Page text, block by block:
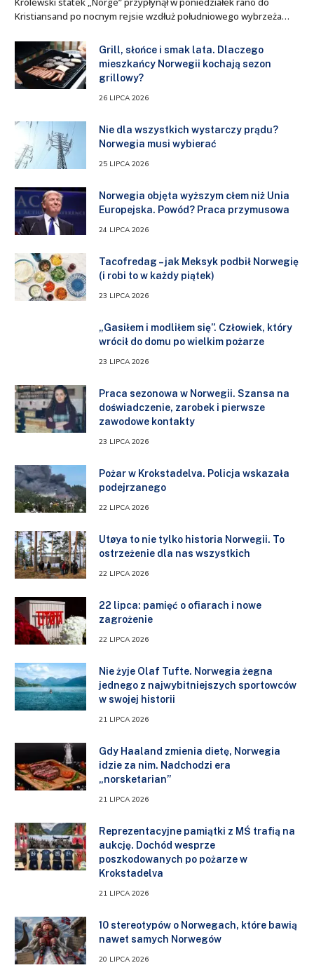
Kristiansand po nocnym rejsie wzdłuż południowego wybrzeża…
Grill, słońce i smak lata. Dlaczego
mieszkańcy Norwegii kochają sezon
grillowy?
26 LIPCA 2026
Nie dla wszystkich wystarczy prądu?
Norwegia musi wybierać
25 LIPCA 2026
Norwegia objęta wyższym cłem niż Unia
Europejska. Powód? Praca przymusowa
24 LIPCA 2026
Tacofredag – jak Meksyk podbił Norwegię
(i robi to w każdy piątek)
23 LIPCA 2026
„Gasiłem i modliłem się”. Człowiek, który
wrócił do domu po wielkim pożarze
23 LIPCA 2026
Praca sezonowa w Norwegii. Szansa na
doświadczenie, zarobek i pierwsze
zawodowe kontakty
23 LIPCA 2026
Pożar w Krokstadelva. Policja wskazała
podejrzanego
22 LIPCA 2026
Utøya to nie tylko historia Norwegii. To
ostrzeżenie dla nas wszystkich
22 LIPCA 2026
22 lipca: pamięć o ofiarach i nowe
zagrożenie
22 LIPCA 2026
Nie żyje Olaf Tufte. Norwegia żegna
jednego z najwybitniejszych sportowców
w swojej historii
21 LIPCA 2026
Gdy Haaland zmienia dietę, Norwegia
idzie za nim. Nadchodzi era
„norsketarian”
21 LIPCA 2026
Reprezentacyjne pamiątki z MŚ trafią na
aukcję. Dochód wesprze
poszkodowanych po pożarze w
Krokstadelva
21 LIPCA 2026
10 stereotypów o Norwegach, które bawią
nawet samych Norwegów
20 LIPCA 2026